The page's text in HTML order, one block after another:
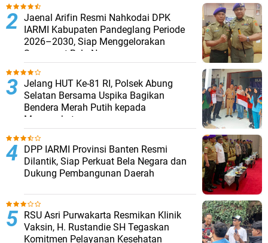
Jaenal Arifin Resmi Nahkodai DPK
IARMI Kabupaten Pandeglang Periode
2026–2030, Siap Menggelorakan
Semangat Bela Negara
Jelang HUT Ke-81 RI, Polsek Abung
Selatan Bersama Uspika Bagikan
Bendera Merah Putih kepada
Masyarakat
DPP IARMI Provinsi Banten Resmi
Dilantik, Siap Perkuat Bela Negara dan
Dukung Pembangunan Daerah
RSU Asri Purwakarta Resmikan Klinik
Vaksin, H. Rustandie SH Tegaskan
Komitmen Pelayanan Kesehatan